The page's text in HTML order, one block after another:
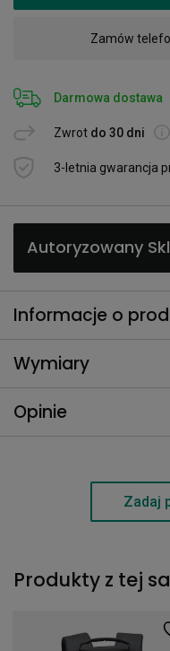
Zamów
Darmowa dostawa
Zwrot do 30 dni
3-letnia gwarancja
Autoryzowany
Informacje o
Wymiary
Opinie
Zadaj
Produkty z tej